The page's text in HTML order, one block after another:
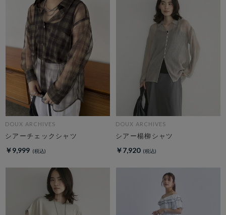
DOUX ARCHIVES
シアーチェックシャツ
￥9,999
DOUX ARCHIVES
シアー楊柳シャツ
￥7,920